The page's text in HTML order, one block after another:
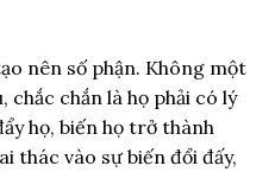
nên số phận. Không một
chắn là họ phải có lý
họ, biến họ trở thành
thác vào sự biến đổi đấy,